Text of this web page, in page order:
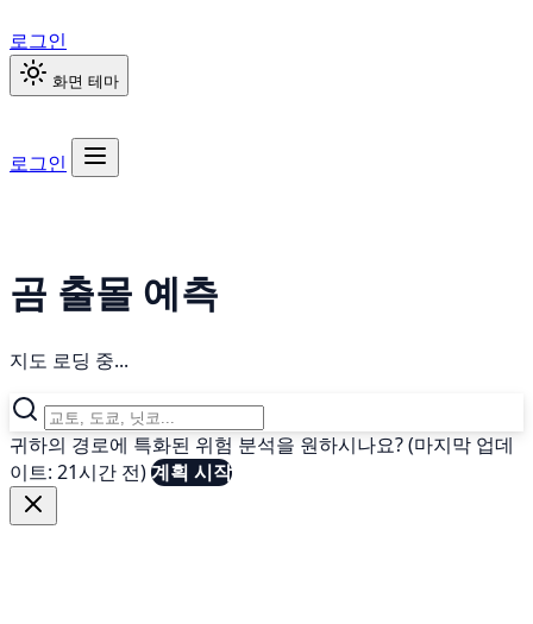
로그인
화면 테마
로그인
곰 출몰 예측
지도 로딩 중...
귀하의 경로에 특화된 위험 분석을 원하시나요? (마지막 업데
이트: 21시간 전)계획 시작